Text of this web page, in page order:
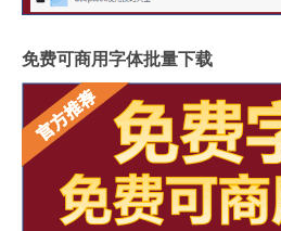
免费可商用字体批量下载